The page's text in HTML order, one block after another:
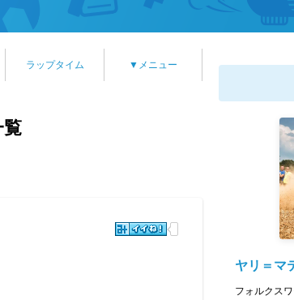
ラップタイム ▼メニュー
ヤリ＝マ
フォルクス